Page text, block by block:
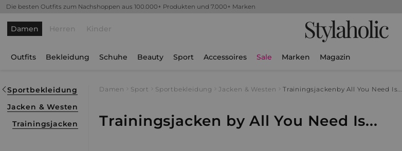
Die besten Outfits zum Nachshoppen aus 100.000+ Produkten und 7.000+ Marken
Damen Herren Kinder Stylaholic
Outfits Bekleidung Schuhe Beauty Sport Accessoires Sale Marken Magazin
Sportbekleidung
Jacken & Westen
Trainingsjacken
Damen Sport Sportbekleidung Jacken & Westen Trainingsjacken by All You Need Is...
Trainingsjacken by All You Need Is...